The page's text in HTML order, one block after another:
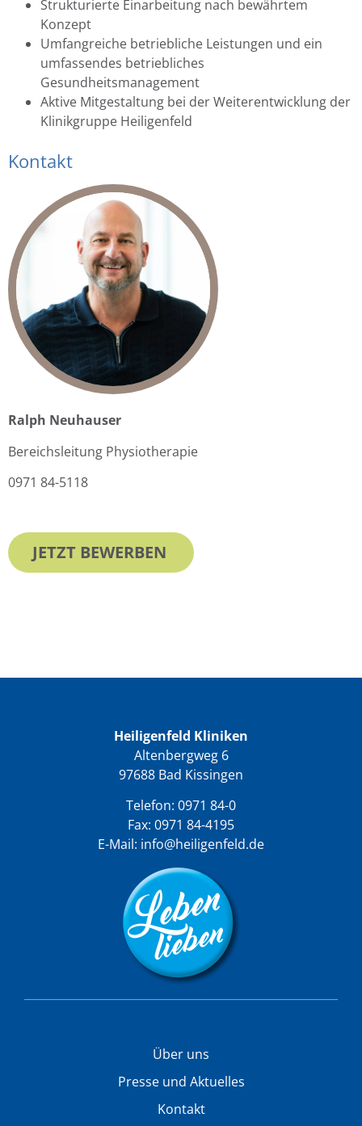
Strukturierte Einarbeitung nach bewährtem
Konzept
Umfangreiche betriebliche Leistungen und ein
umfassendes betriebliches
Gesundheitsmanagement
Aktive Mitgestaltung bei der Weiterentwicklung der
Klinikgruppe Heiligenfeld
Kontakt
Ralph Neuhauser
Bereichsleitung Physiotherapie
0971 84-5118
JETZT BEWERBEN
Heiligenfeld Kliniken
Altenbergweg 6
97688 Bad Kissingen
Telefon: 0971 84-0
Fax: 0971 84-4195
E-Mail: info@heiligenfeld.de
Über uns
Presse und Aktuelles
Kontakt